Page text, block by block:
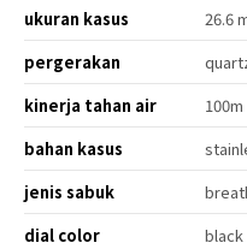
ukuran kasus
26.6
pergerakan
kinerja tahan air
100m
bahan kasus
jenis sabuk
dial color
black